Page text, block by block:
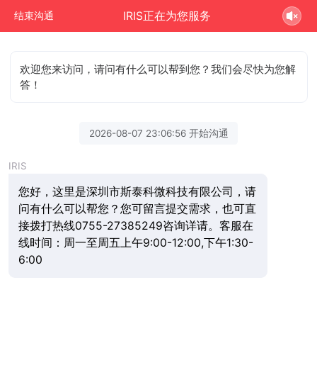
结束沟通 IRIS正在为您服务
欢迎您来访问，请问有什么可以帮到您？我们会尽快为您解
答！
2026-08-07 23:06:56 开始沟通
IRIS
您好，这里是深圳市斯泰科微科技有限公司，请
问有什么可以帮您？您可留言提交需求，也可直
接拨打热线0755-27385249咨询详请。客服在
线时间：周一至周五上午9:00-12:00,下午1:30-
6:00